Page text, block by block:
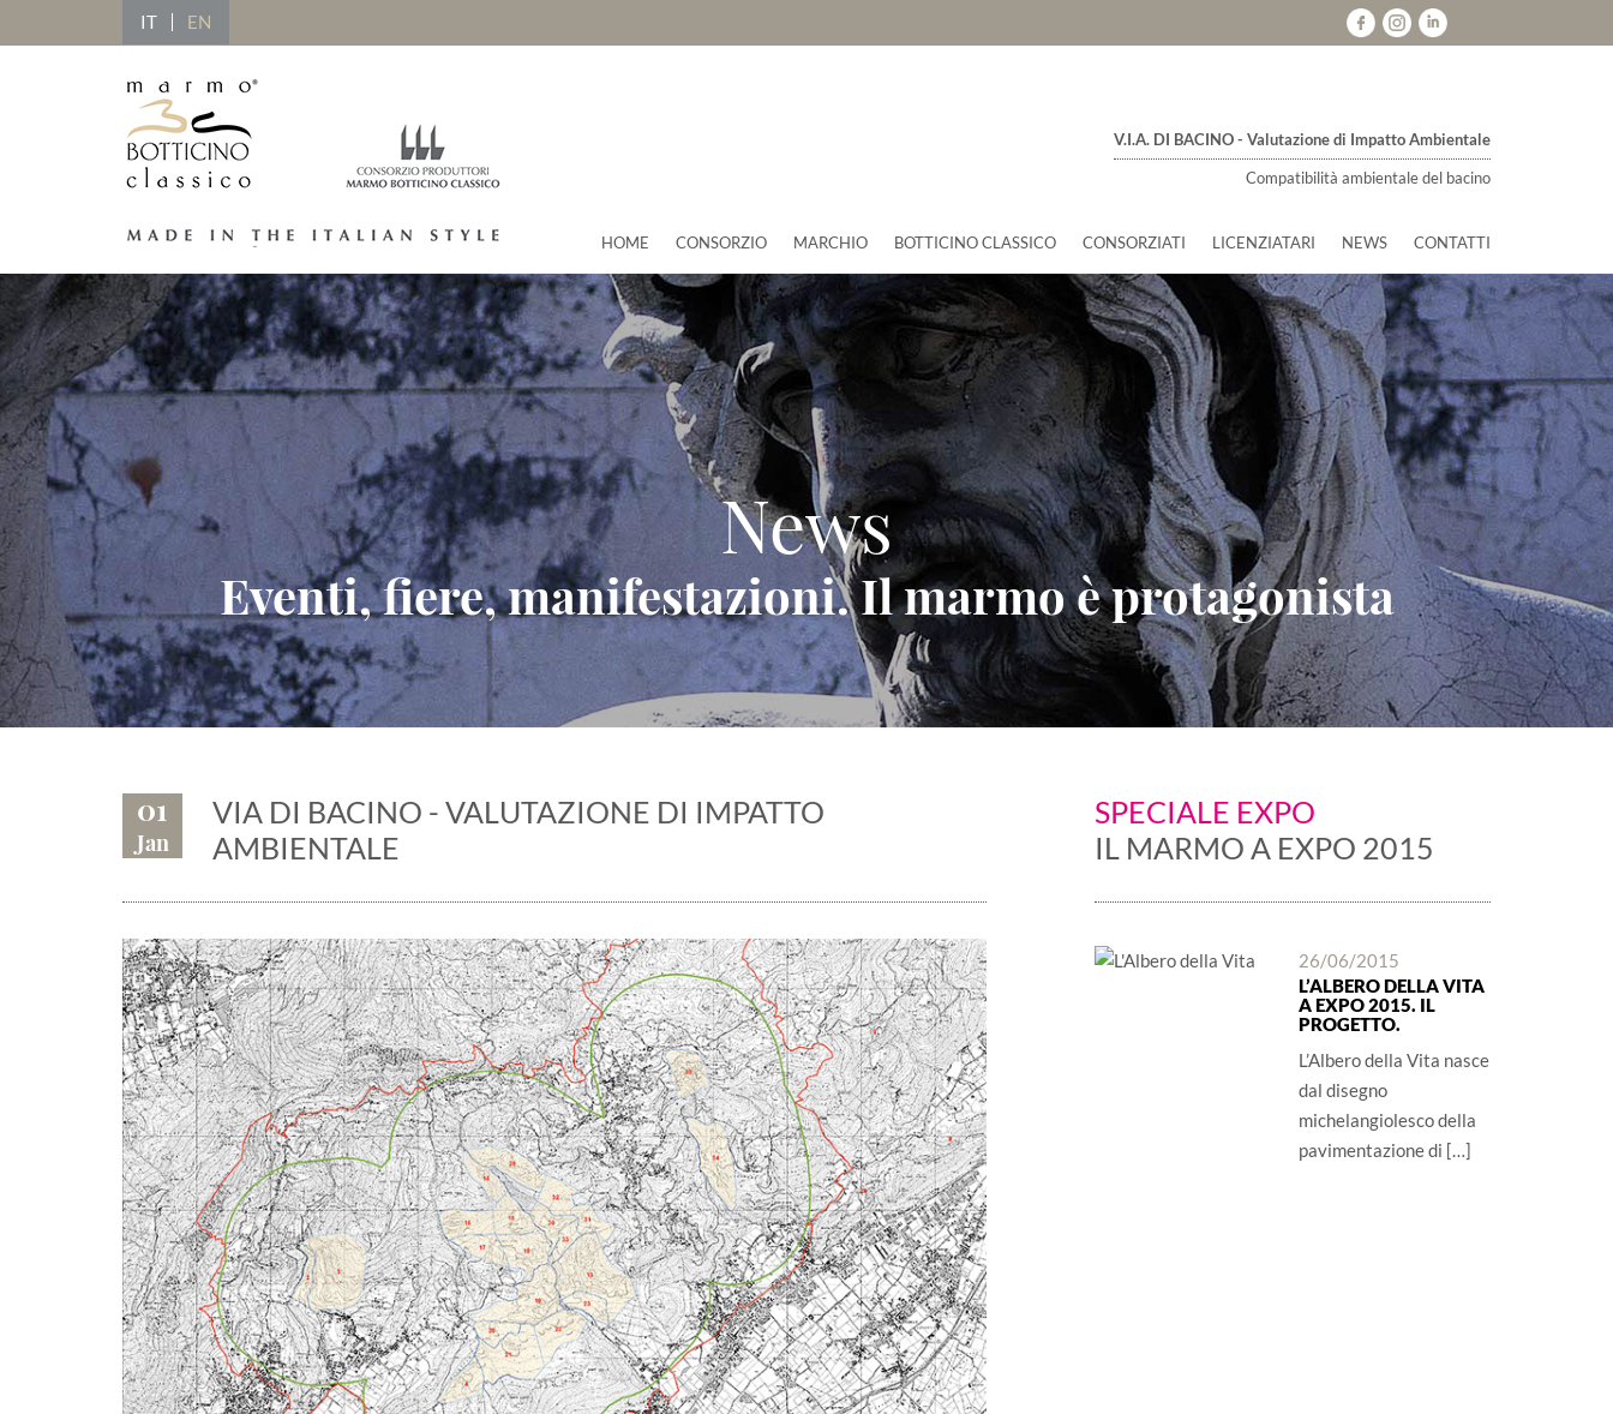
IT EN
V.I.A. DI BACINO - Valutazione di Impatto Ambientale
Compatibilità ambientale del bacino
HOME CONSORZIO MARCHIO BOTTICINO CLASSICO CONSORZIATI LICENZIATARI NEWS CONTATTI
News
Eventi, fiere, manifestazioni. Il marmo è protagonista
01
Jan
VIA DI BACINO - VALUTAZIONE DI IMPATTO
AMBIENTALE
SPECIALE EXPO
IL MARMO A EXPO 2015
26/06/2015
L’ALBERO DELLA VITA
A EXPO 2015. IL
PROGETTO.
L’Albero della Vita nasce
dal disegno
michelangiolesco della
pavimentazione di […]